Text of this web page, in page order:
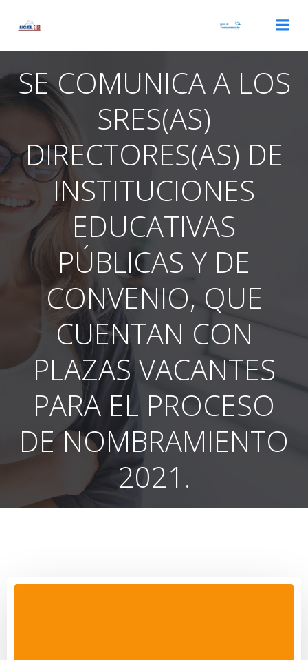
SE COMUNICA A LOS
SRES(AS)
DIRECTORES(AS) DE
INSTITUCIONES
EDUCATIVAS
PÚBLICAS Y DE
CONVENIO, QUE
CUENTAN CON
PLAZAS VACANTES
PARA EL PROCESO
DE NOMBRAMIENTO
2021.